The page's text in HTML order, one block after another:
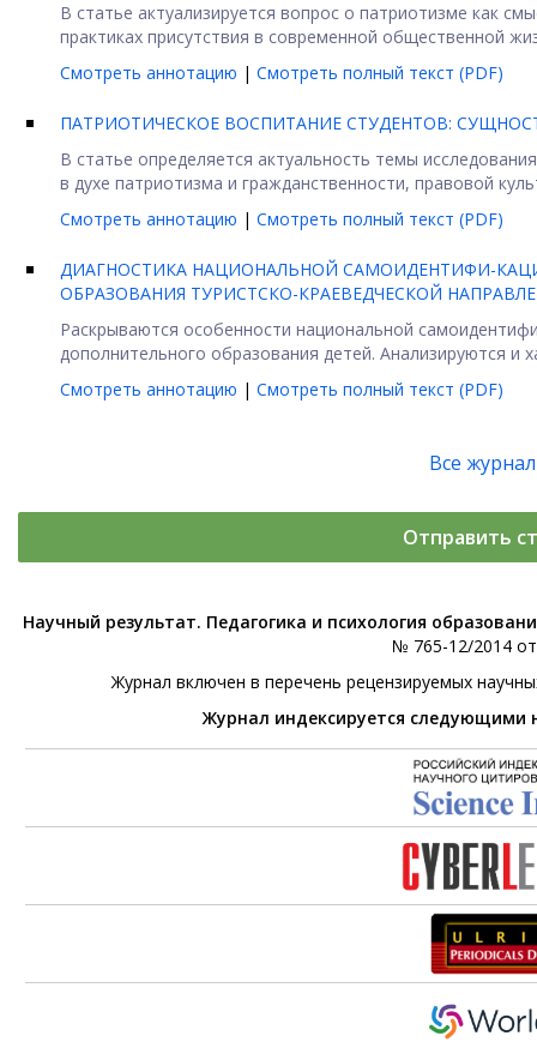
В статье актуализируется вопрос о патриотизме как
практиках присутствия в современной общественной
Смотреть аннотацию | Смотреть полный текст (PDF)
ПАТРИОТИЧЕСКОЕ ВОСПИТАНИЕ СТУДЕНТОВ:
В статье определяется актуальность темы
в духе патриотизма и гражданственности, правовой
Смотреть аннотацию | Смотреть полный текст (PDF)
ДИАГНОСТИКА НАЦИОНАЛЬНОЙ САМОИДЕНТИФИ-
ОБРАЗОВАНИЯ ТУРИСТСКО-КРАЕВЕДЧЕСКОЙ
Раскрываются особенности национальной
дополнительного образования детей. Анализируются и
Смотреть аннотацию | Смотреть полный текст (PDF)
Все
Отправить
Научный результат. Педагогика и психология
№ 765-12/2014
Журнал включен в перечень рецензируемых
Журнал индексируется